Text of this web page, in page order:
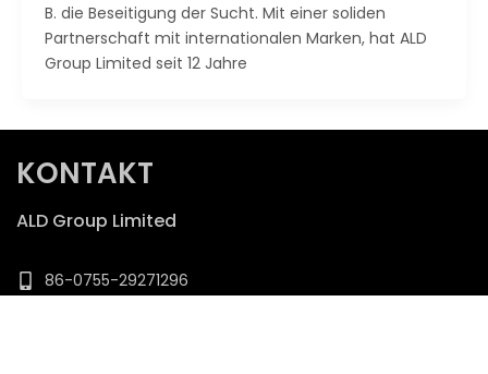
B. die Beseitigung der Sucht. Mit einer soliden
Partnerschaft mit internationalen Marken, hat ALD
Group Limited seit 12 Jahre
KONTAKT
ALD Group Limited
86-0755-29271296